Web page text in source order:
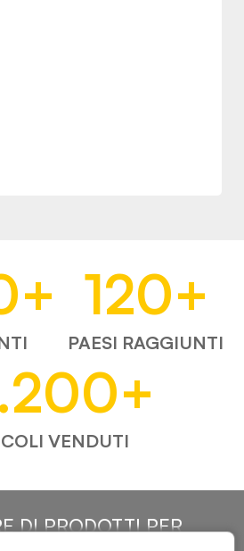
+ 120+
PAESI RAGGIUNTI
+
VENDUTI
DI PRODOTTI PER